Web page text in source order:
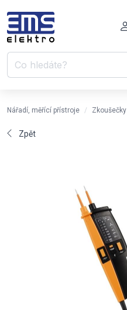
Nářadí, měřící přístroje Zkoušečky
Zpět